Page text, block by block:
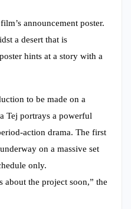
announcement poster.
a desert that is
hints at a story with a
to be made on a
Tej portrays a powerful
action drama. The first
on a massive set
only.
about the project soon,” the